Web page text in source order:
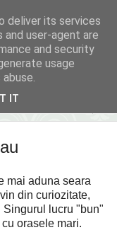
mai aduna seara
din curiozitate,
lucru "bun"
orasele mari.
deliver its services
and user-agent are
and security
usage
IT